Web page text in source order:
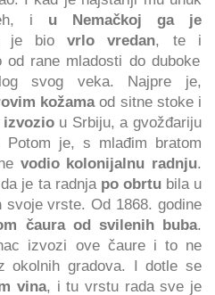
i u Nemačkoj ga je
je biovrlo vredan, te i
od rane mladosti do duboke
svog veka. Najpre je,
kožamaod sitne stoke i
izvoziou Srbiju, a gvožđariju
Potom je, s mlađim bratom
vodio kolonijalnu radnju.
je ta radnja po obrtubila u
svoje vrste. Od 1868. godine
čaura od svilenih buba.
izvozi ove čaure i to ne
okolnih gradova. I dotle se
vina, i tu vrstu rada sve je